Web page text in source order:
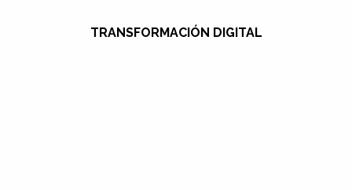
TRANSFORMACIÓN DIGITAL